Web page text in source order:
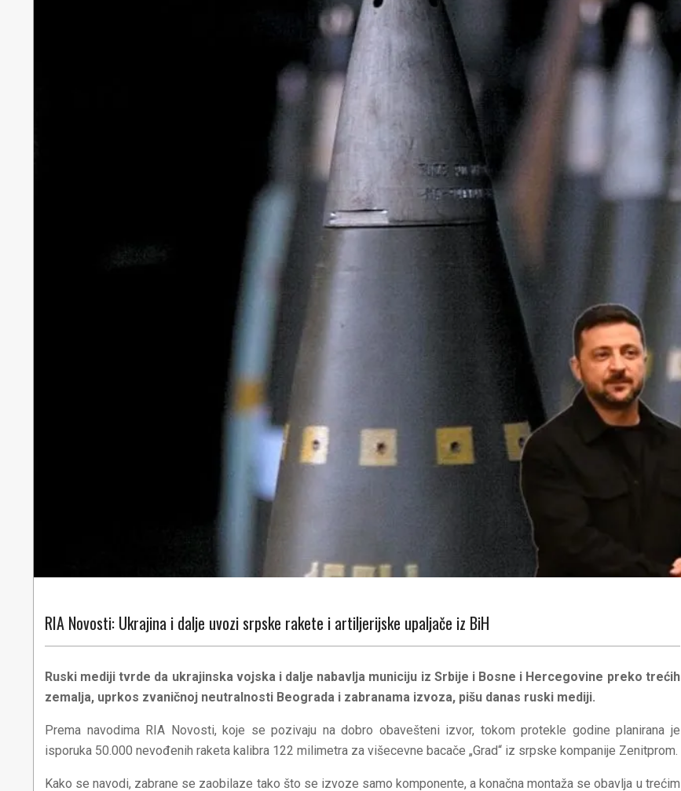
RIA Novosti: Ukrajina i dalje uvozi srpske rakete i artiljerijske upaljače iz BiH
Ruski mediji tvrde da ukrajinska vojska i dalje nabavlja municiju iz Srbije i Bosne i Hercegovine preko trećih
zemalja, uprkos zvaničnoj neutralnosti Beograda i zabranama izvoza, pišu danas ruski mediji.
Prema navodima RIA Novosti, koje se pozivaju na dobro obavešteni izvor, tokom protekle godine planirana je
isporuka 50.000 nevođenih raketa kalibra 122 milimetra za višecevne bacače „Grad“ iz srpske kompanije Zenitprom.
Kako se navodi, zabrane se zaobilaze tako što se izvoze samo komponente, a konačna montaža se obavlja u trećim